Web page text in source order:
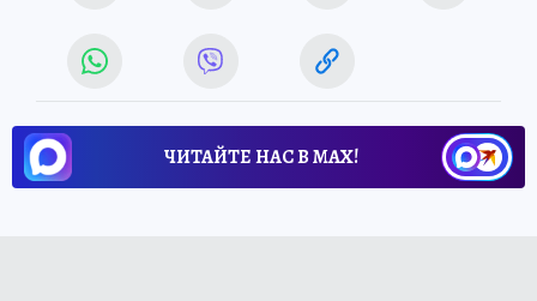
ЧИТАЙТЕ НАС В МАХ!